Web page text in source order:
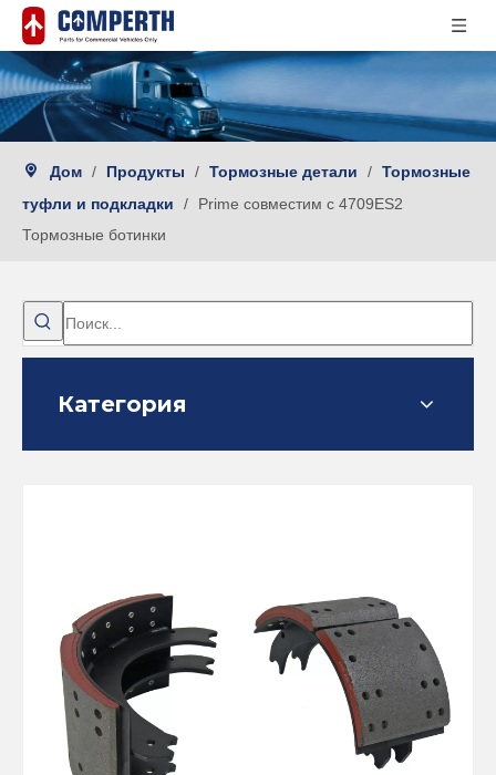
Дом / Продукты / Тормозные детали / Тормозные
туфли и подкладки
/
Prime совместим с 4709ES2
Тормозные ботинки
Категория